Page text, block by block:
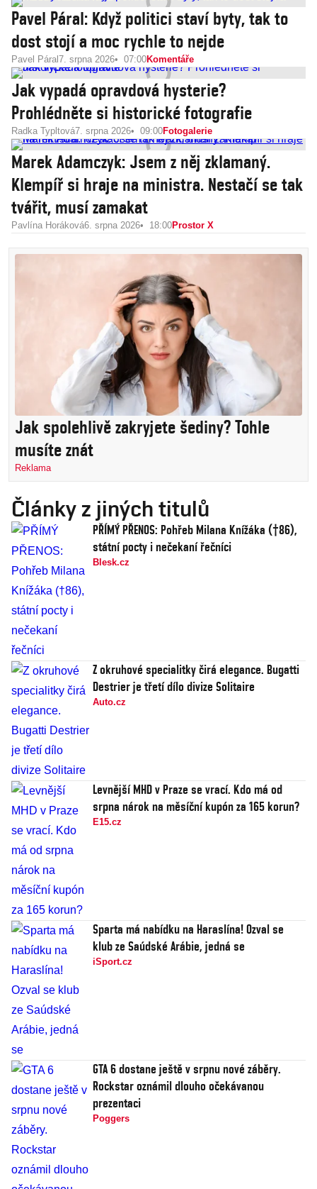
Pavel Páral: Když politici staví byty, tak to
dost stojí a moc rychle to nejde
Pavel Páral 7. srpna 2026 07:00Komentáře
Jak vypadá opravdová hysterie?
Prohlédněte si historické fotografie
Radka Typltová7. srpna 2026 09:00Fotogalerie
Marek Adamczyk: Jsem z něj zklamaný.
Klempíř si hraje na ministra. Nestačí se tak
tvářit, musí zamakat
Pavlína Horáková6. srpna 2026 18:00Prostor X
Jak spolehlivě zakryjete šediny? Tohle
musíte znát
Reklama
Články z jiných titulů
PŘÍMÝ PŘENOS: Pohřeb Milana Knížáka (†86),
státní pocty i nečekaní řečníci
Blesk.cz
Z okruhové specialitky čirá elegance. Bugatti
Destrier je třetí dílo divize Solitaire
Auto.cz
Levnější MHD v Praze se vrací. Kdo má od
srpna nárok na měsíční kupón za 165 korun?
E15.cz
Sparta má nabídku na Haraslína! Ozval se
klub ze Saúdské Arábie, jedná se
iSport.cz
GTA 6 dostane ještě v srpnu nové záběry.
Rockstar oznámil dlouho očekávanou
prezentaci
Poggers